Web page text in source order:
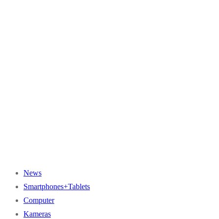
News
Smartphones+Tablets
Computer
Kameras